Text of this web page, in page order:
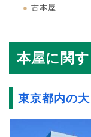
古本屋
本屋に関
東京都内の